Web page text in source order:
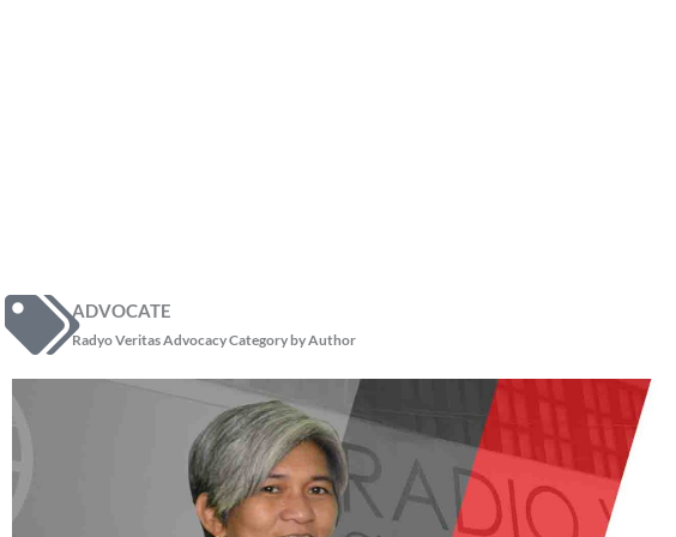
ADVOCATE
Radyo Veritas Advocacy Category by Author